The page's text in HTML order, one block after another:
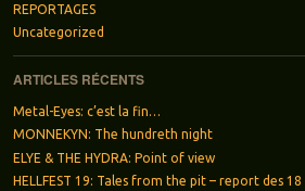
REPORTAGES
Uncategorized
ARTICLES RÉCENTS
Metal-Eyes: c’est la fin…
MONNEKYN: The hundreth night
ELYE & THE HYDRA: Point of view
HELLFEST 19: Tales from the pit – report des